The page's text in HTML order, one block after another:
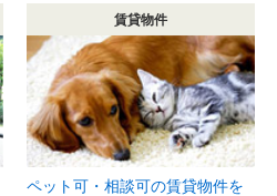
賃貸物件
ペット可・相談可の賃貸物件を